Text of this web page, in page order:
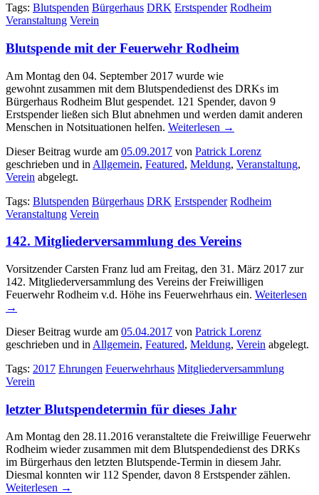
Tags: Blutspenden Bürgerhaus DRK Erstspender Rodheim
Veranstaltung Verein
Blutspende mit der Feuerwehr Rodheim
Am Montag den 04. September 2017 wurde wie
gewohnt zusammen mit dem Blutspendedienst des DRKs im
Bürgerhaus Rodheim Blut gespendet. 121 Spender, davon 9
Erstspender ließen sich Blut abnehmen und werden damit anderen
Menschen in Notsituationen helfen. Weiterlesen →
Dieser Beitrag wurde am 05.09.2017 von Patrick Lorenz
geschrieben und in Allgemein, Featured, Meldung, Veranstaltung,
Verein abgelegt.
Tags: Blutspenden Bürgerhaus DRK Erstspender Rodheim
Veranstaltung Verein
142. Mitgliederversammlung des Vereins
Vorsitzender Carsten Franz lud am Freitag, den 31. März 2017 zur
142. Mitgliederversammlung des Vereins der Freiwilligen
Feuerwehr Rodheim v.d. Höhe ins Feuerwehrhaus ein. Weiterlesen
→
Dieser Beitrag wurde am 05.04.2017 von Patrick Lorenz
geschrieben und in Allgemein, Featured, Meldung, Verein abgelegt.
Tags: 2017 Ehrungen Feuerwehrhaus Mitgliederversammlung
Verein
letzter Blutspendetermin für dieses Jahr
Am Montag den 28.11.2016 veranstaltete die Freiwillige Feuerwehr
Rodheim wiederzusammen mit dem Blutspendedienst des DRKs
im Bürgerhaus den letzten Blutspende-Termin in diesem Jahr.
Diesmal konnten wir 112 Spender, davon 8 Erstspender zählen.
Weiterlesen →